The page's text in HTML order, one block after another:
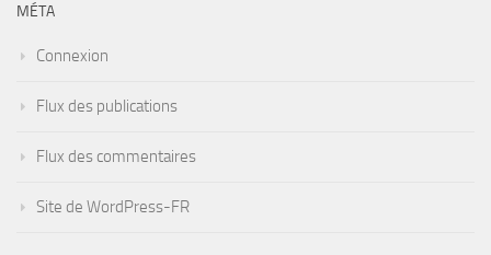
MÉTA
Connexion
Flux des publications
Flux des commentaires
Site de WordPress-FR